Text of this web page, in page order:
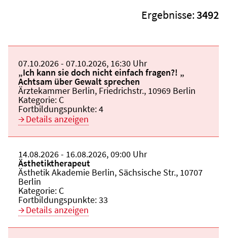
Ergebnisse:3492
Beginn:
07.10.2026Ende und Anfangszeit:
- 07.10.2026, 16:30 Uhr
Veranstaltungstitel:
„Ich kann sie doch nicht einfach fragen?! „
Achtsam über Gewalt sprechen
Veranstaltungsort:
Ärztekammer Berlin, Friedrichstr., 10969 Berlin
Kategorie: C
Fortbildungspunkte:4
Details anzeigen
Beginn:
14.08.2026Ende und Anfangszeit:
- 16.08.2026,09:00 Uhr
Veranstaltungstitel:
Ästhetiktherapeut
Veranstaltungsort:
Ästhetik Akademie Berlin, Sächsische Str., 10707
Berlin
Kategorie: C
Fortbildungspunkte:33
Details anzeigen